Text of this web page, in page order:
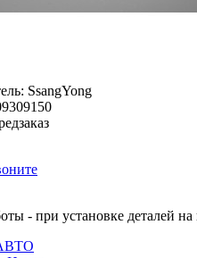
SsangYong
- при установке деталей